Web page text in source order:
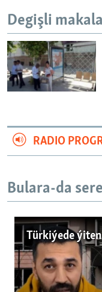
Degişli
RADIO
Bulara-da
Türkiýede
No